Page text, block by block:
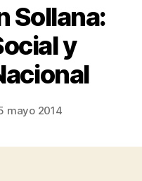
Sollana:
y
mayo 2014